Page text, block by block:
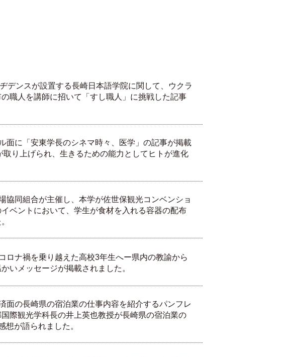
デンスが設置する長崎日本語学院に関して、ウクラ
職人を講師に招いて「すし職人」に挑戦した記事
面に「安東学長のシネマ時々、医学」の記事が掲載
り上げられ、生きるための能力としてヒトが進化
協同組合が主催し、本学が佐世保観光コンベンショ
ベントにおいて、学生が食材を入れる容器の配布
ロナ禍を乗り越えた高校3年生へー県内の教諭から
いメッセージが掲載されました。
面の長崎県の宿泊業の仕事内容を紹介するパンフレ
際観光学科長の井上英也教授が長崎県の宿泊業の
が語られました。